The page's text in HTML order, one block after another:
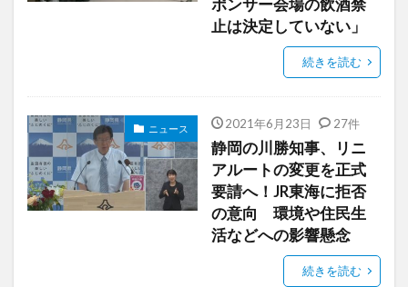
ポンサー会場の飲酒禁
止は決定していない」
続きを読む
ニュース 2021年6月23日 27件
静岡の川勝知事、リニ
アルートの変更を正式
要請へ！JR東海に拒否
の意向 環境や住民生
活などへの影響懸念
続きを読む